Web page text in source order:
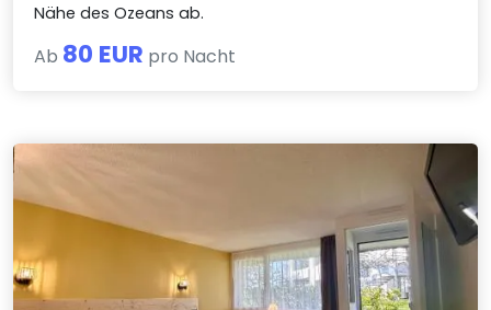
Nähe des Ozeans ab.
Ab 80 EUR pro Nacht